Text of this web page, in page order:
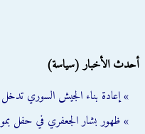
أحدث الأخبار (سياسة)
» إعادة بناء الجيش السوري
» ظهور بشار الجعفري في حفل